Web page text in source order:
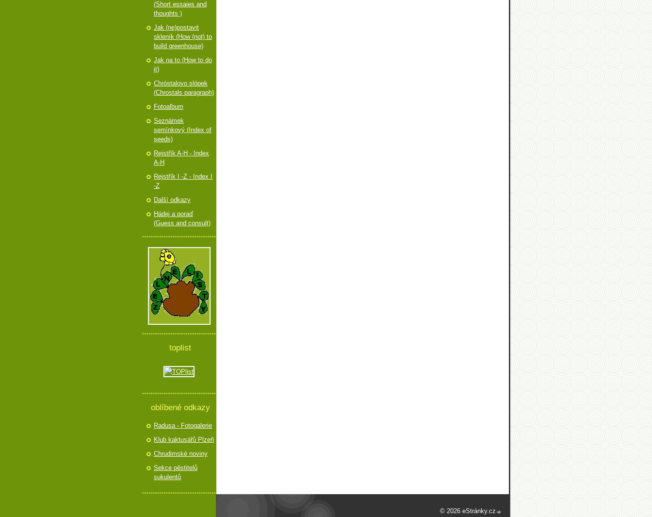
(Short essaies and
thoughts )
Jak (ne)postavit
skleník (How (not) to
build greenhouse)
Jak na to (How to do
it)
Chróstalovo slópek
(Chrostals paragraph)
Fotoalbum
Seznámek
semínkový (Index of
seeds)
Rejstřík A-H - Index
A-H
Rejstřík I -Z - Index I
-Z
Další odkazy
Hádej a poraď
(Guess and consult)
toplist
oblíbené odkazy
Radusa - Fotogalerie
Klub kaktusářů Plzeň
Chrudimské noviny
Sekce pěstitelů
sukulentů
© 2026 eStránky.cz